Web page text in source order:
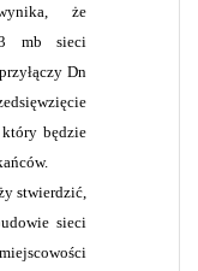
że
mb sieci
Dn
będzie
stwierdzić,
sieci